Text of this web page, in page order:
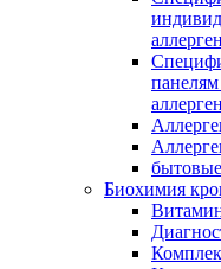
Биохимия